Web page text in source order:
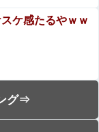
ケ感たるやｗｗ
グ⇒